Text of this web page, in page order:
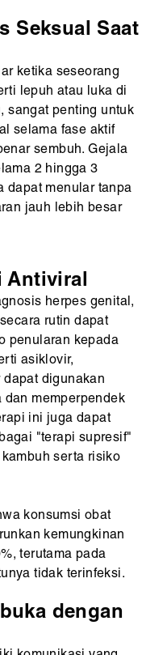
Seksual Saat
ketika seseorang
lepuh atau luka di
sangat penting untuk
selama fase aktif
sembuh. Gejala
2 hingga 3
dapat menular tanpa
jauh lebih besar
Antiviral
herpes genital,
rutin dapat
penularan kepada
asiklovir,
digunakan
memperpendek
ini juga dapat
"terapi supresif"
serta risiko
konsumsi obat
kemungkinan
terutama pada
tidak terinfeksi.
dengan